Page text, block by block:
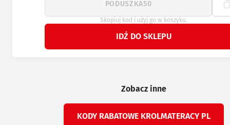
Skopiuj kod i użyj go w koszyku.
IDŹ DO SKLEPU
Zobacz inne
KODY RABATOWE KROLMATERACY PL